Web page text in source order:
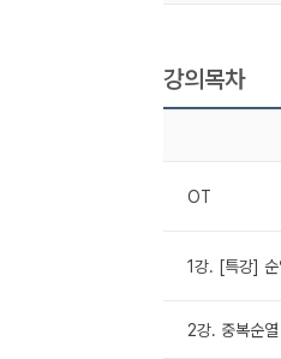
강의목차
OT
1강. [특강] 순
2강. 중복순열